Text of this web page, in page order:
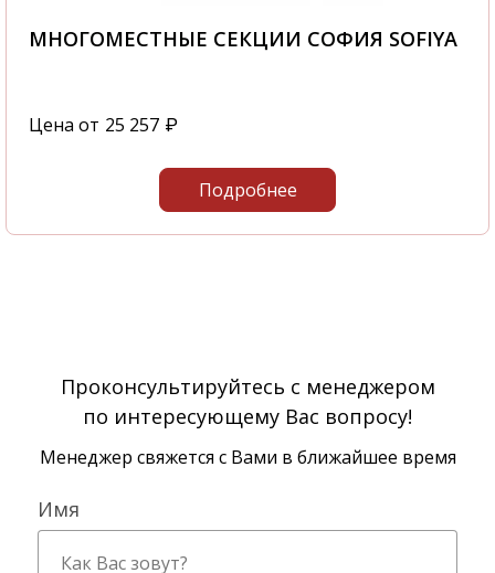
МНОГОМЕСТНЫЕ СЕКЦИИ СОФИЯ SOFIYA
Цена от 25 257 ₽
Подробнее
Проконсультируйтесь с менеджером
по интересующему Вас вопросу!
Менеджер свяжется с Вами в ближайшее время
Имя